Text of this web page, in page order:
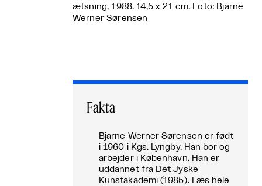
ætsning, 1988. 14,5 x 21 cm. Foto: Bjarne
Werner Sørensen
Fakta
Bjarne Werner Sørensen er født
i 1960 i Kgs. Lyngby. Han bor og
arbejder i København. Han er
uddannet fra Det Jyske
Kunstakademi (1985). Læs hele